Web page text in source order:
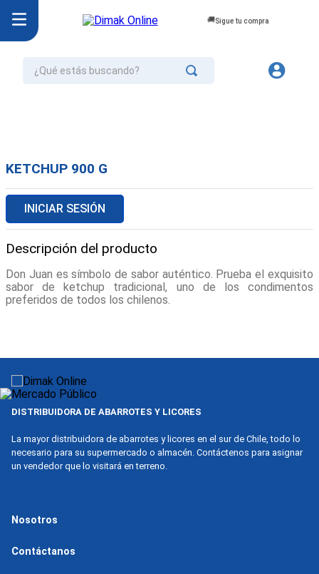
Sigue tu compra
KETCHUP 900 G
INICIAR SESIÓN
Descripción del producto
Don Juan es símbolo de sabor auténtico. Prueba el exquisito
sabor de ketchup tradicional, uno de los condimentos
preferidos de todos los chilenos.
DISTRIBUIDORA DE ABARROTES Y LICORES
La mayor distribuidora de abarrotes y licores en el sur de Chile, todo lo
necesario para su supermercado o almacén. Contáctenos para asignar
un vendedor que lo visitará en terreno.
Nosotros
Contáctanos
3.
confort
4.
galletas
5.
omo
6.
aceite
7.
azucar
8 .
mayonesa